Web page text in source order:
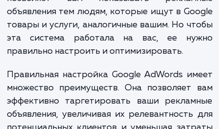
которая может помочь вам
использовать мощь Google для
целевых клиентов. Google AdWords -
система контекстной рекламы,
объявления тем людям, которые ищут в
товары и услуги, аналогичные вашим. Но
эта система работала на вас, ее